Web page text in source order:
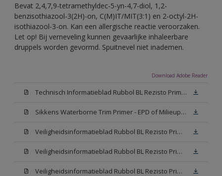
Bevat 2,4,7,9-tetramethyldec-5-yn-4,7-diol, 1,2-
benzisothiazool-3(2H)-on, C(M)IT/MIT(3:1) en 2-octyl-2H-
isothiazool-3-on. Kan een allergische reactie veroorzaken.
Let op! Bij verneveling kunnen gevaarlijke inhaleerbare
druppels worden gevormd. Spuitnevel niet inademen.
Download Adobe Reader
Technisch Informatieblad Rubbol BL Rezisto Primer (New Livery) (PDF)
Sikkens Waterborne Trim Primer - EPD of Milieuproductverklaring
Veiligheidsinformatieblad Rubbol BL Rezisto Primer N00 (MSDS)
Veiligheidsinformatieblad Rubbol BL Rezisto Primer White (MSDS)
Veiligheidsinformatieblad Rubbol BL Rezisto Primer W05 (MSDS)